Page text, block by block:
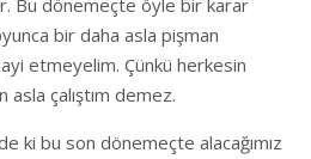
Bu dönemeçte öyle bir karar
bir daha asla pişman
etmeyelim. Çünkü herkesin
çalıştım demez.
ki bu son dönemeçte alacağımız